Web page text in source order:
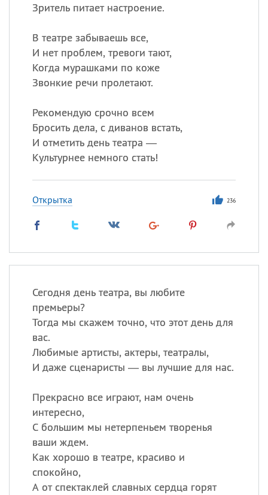
Зритель питает настроение.
В театре забываешь все,
И нет проблем, тревоги тают,
Когда мурашками по коже
Звонкие речи пролетают.
Рекомендую срочно всем
Бросить дела, с диванов встать,
И отметить день театра —
Культурнее немного стать!
Открытка 236
Сегодня день театра, вы любите
премьеры?
Тогда мы скажем точно, что этот день для
вас.
Любимые артисты, актеры, театралы,
И даже сценаристы — вы лучшие для нас.
Прекрасно все играют, нам очень
интересно,
С большим мы нетерпеньем творенья
ваши ждем.
Как хорошо в театре, красиво и
спокойно,
А от спектаклей славных сердца горят